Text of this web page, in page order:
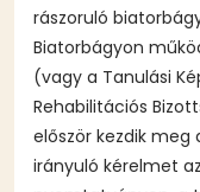
rászoruló
Biatorbágyon
(vagy a Tanulási
Rehabilitációs
először kezdik
irányuló kérelmet